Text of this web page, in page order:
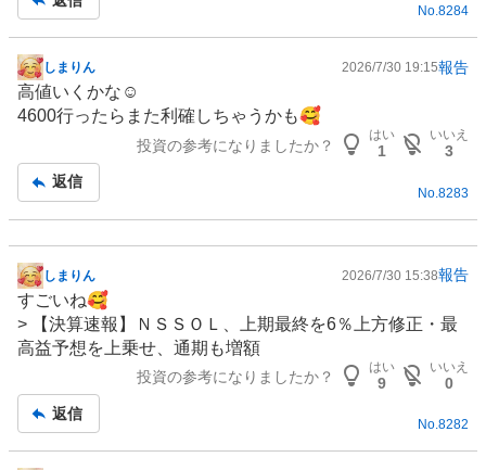
No.8284
掲
示
板
しまりん 2026/7/30 19:15報告
高値いくかな☺️
4600行ったらまた利確しちゃうかも🥰
投資の参考になりましたか？
はい
1
いいえ
3
返信
No. 8283
掲
示
板
記
しまりん 2026/7/30 15:38報告
すごいね🥰
> 【決算速報】ＮＳＳＯＬ、上期最終を6％上方修正・最
高益予想を上乗せ、通期も増額
投資の参考になりましたか？
はい
9
いいえ
0
返信
No.8282